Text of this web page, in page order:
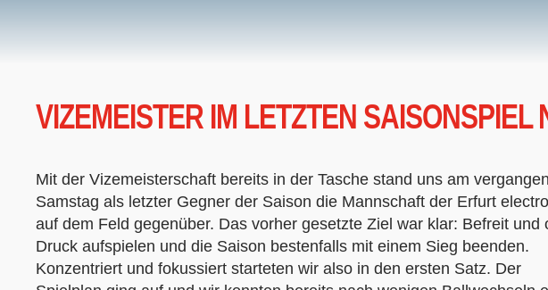
VIZEMEISTER IM LETZTEN SAISONSPIEL
Mit der Vizemeisterschaft bereits in der Tasche stand uns am
Samstag als letzter Gegner der Saison die Mannschaft der Erfurt
auf dem Feld gegenüber. Das vorher gesetzte Ziel war klar: Befreit und
Druck aufspielen und die Saison bestenfalls mit einem Sieg beenden.
Konzentriert und fokussiert starteten wir also in den ersten Satz. Der